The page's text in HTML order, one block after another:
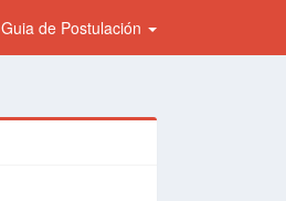
Guia de Postulación